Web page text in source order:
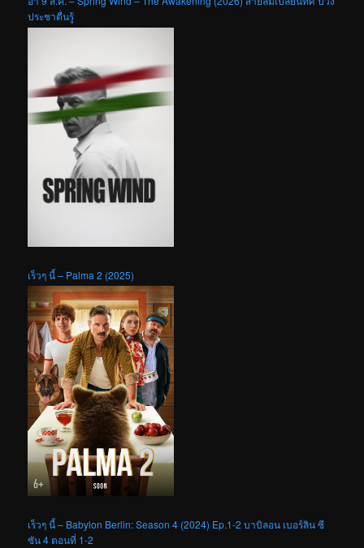
ประชาตื่นรู้
เร็วๆ นี้ – Palma 2 (2025)
เร็วๆ นี้ – Babylon Berlin: Season 4 (2024) Ep.1-2 บาบิลอน เบอร์ลิน ซี
ซัน 4 ตอนที่ 1-2